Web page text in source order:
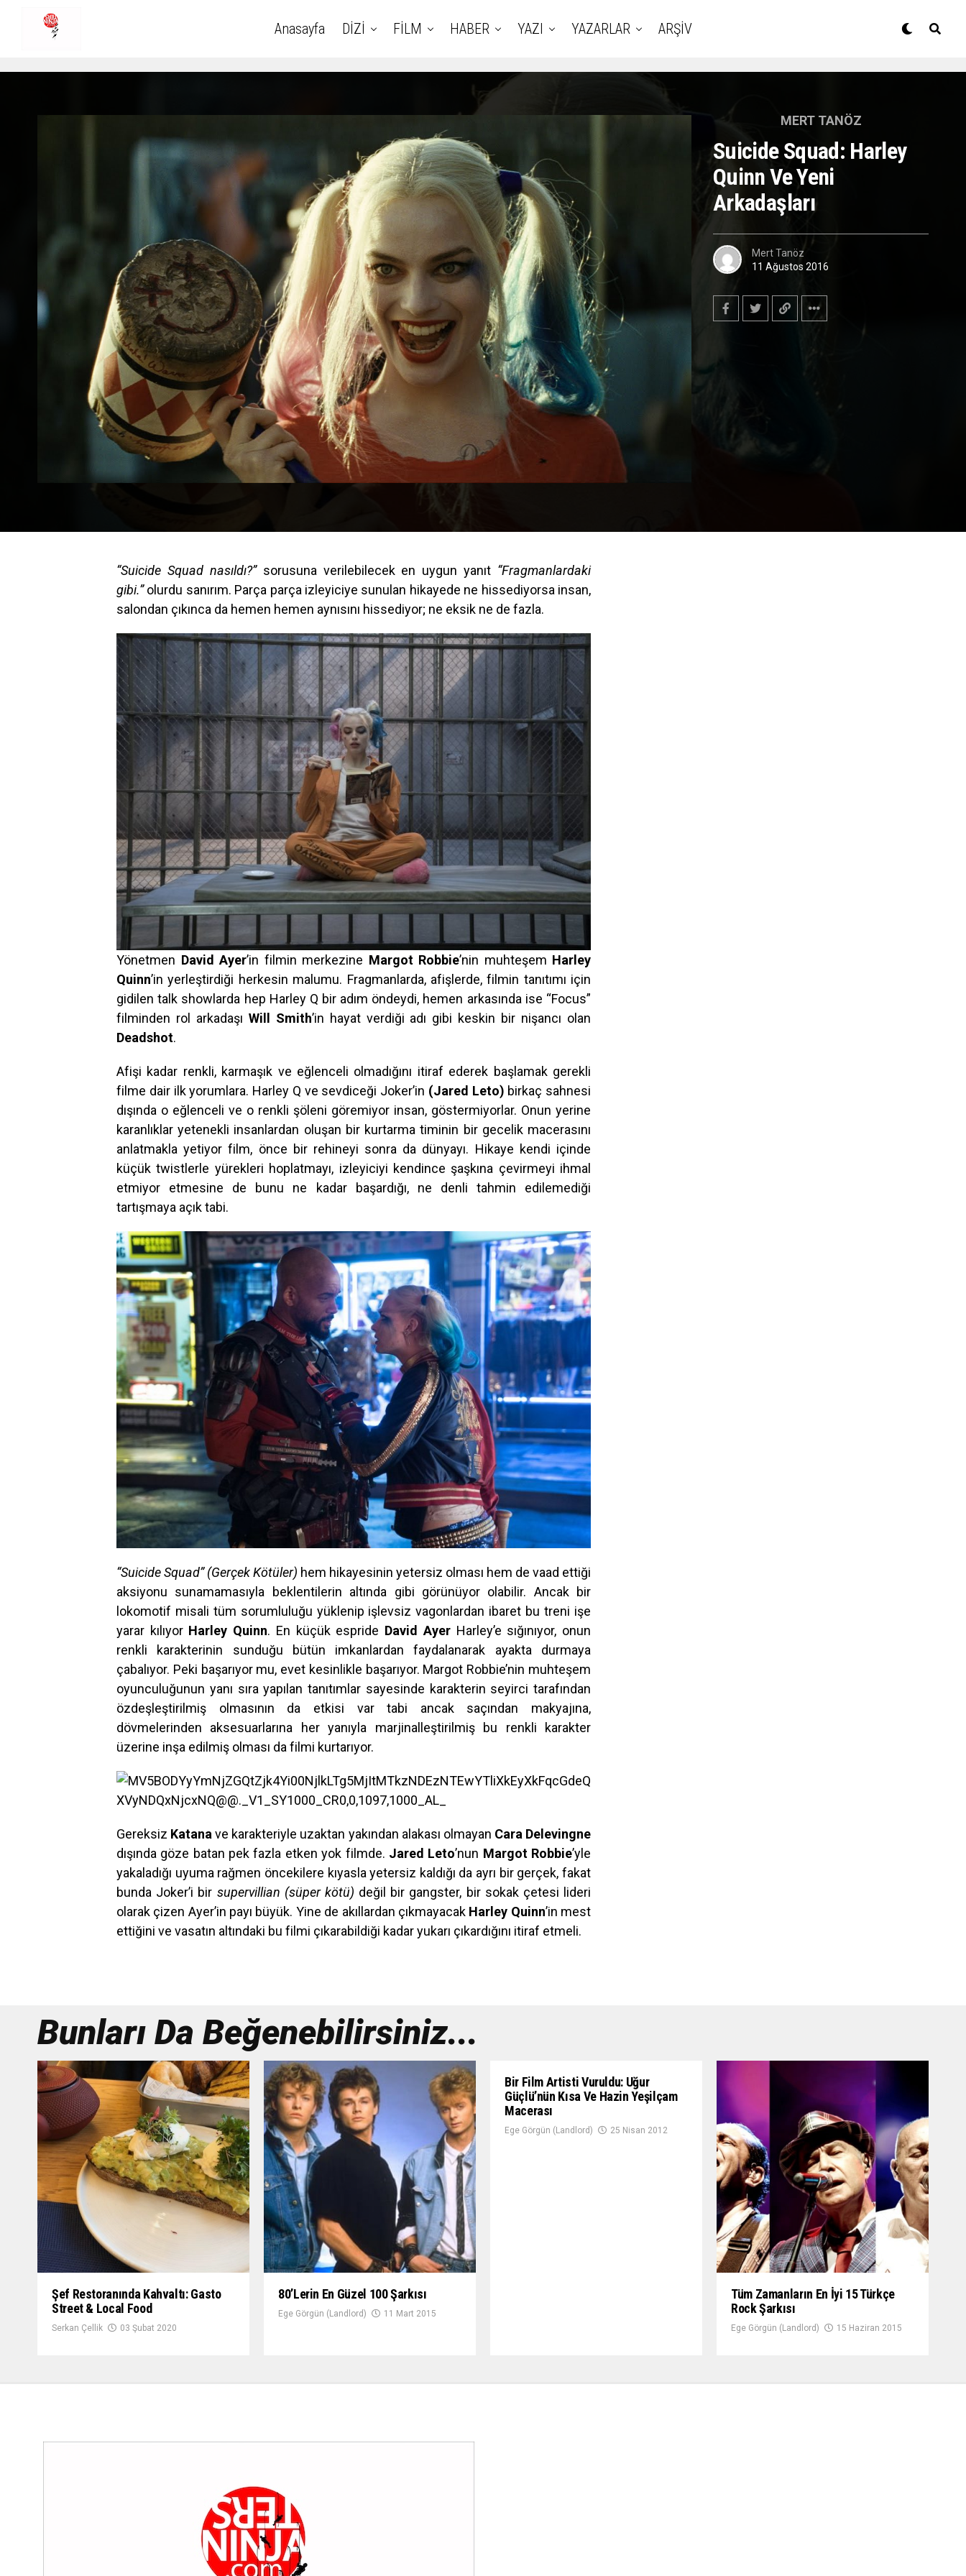
Anasayfa DİZİ FİLM HABER YAZI YAZARLAR ARŞİV
MERT TANÖZ
Suicide Squad: Harley
Quinn Ve Yeni
Arkadaşları
Mert Tanöz
11 Ağustos 2016
“Suicide Squad nasıldı?” sorusuna verilebilecek en uygun yanıt “Fragmanlardaki
gibi.”olurdu sanırım. Parça parça izleyiciye sunulan hikayede ne hissediyorsa insan,
salondan çıkınca da hemen hemen aynısını hissediyor; ne eksik ne de fazla.
Yönetmen David Ayer’in filmin merkezine Margot Robbie’nin muhteşem Harley
Quinn’in yerleştirdiği herkesin malumu. Fragmanlarda, afişlerde, filmin tanıtımı için
gidilen talk showlarda hep Harley Q bir adım öndeydi, hemen arkasında ise “Focus”
filminden rol arkadaşı Will Smith’in hayat verdiği adı gibi keskin bir nişancı olan
Deadshot.
Afişi kadar renkli, karmaşık ve eğlenceli olmadığını itiraf ederek başlamak gerekli
filme dair ilk yorumlara. Harley Q ve sevdiceği Joker’in (Jared Leto) birkaç sahnesi
dışında o eğlenceli ve o renkli şöleni göremiyor insan, göstermiyorlar. Onun yerine
karanlıklar yetenekli insanlardan oluşan bir kurtarma timinin bir gecelik macerasını
anlatmakla yetiyor film, önce bir rehineyi sonra da dünyayı. Hikaye kendi içinde
küçük twistlerle yürekleri hoplatmayı, izleyiciyi kendince şaşkına çevirmeyi ihmal
etmiyor etmesine de bunu ne kadar başardığı, ne denli tahmin edilemediği
tartışmaya açık tabi.
“Suicide Squad” (Gerçek Kötüler) hem hikayesinin yetersiz olması hem de vaad ettiği
aksiyonu sunamamasıyla beklentilerin altında gibi görünüyor olabilir. Ancak bir
lokomotif misali tüm sorumluluğu yüklenip işlevsiz vagonlardan ibaret bu treni işe
yarar kılıyor Harley Quinn. En küçük espride David Ayer Harley’e sığınıyor, onun
renkli karakterinin sunduğu bütün imkanlardan faydalanarak ayakta durmaya
çabalıyor. Peki başarıyor mu, evet kesinlikle başarıyor. Margot Robbie’nin muhteşem
oyunculuğunun yanı sıra yapılan tanıtımlar sayesinde karakterin seyirci tarafından
özdeşleştirilmiş olmasının da etkisi var tabi ancak saçından makyajına,
dövmelerinden aksesuarlarına her yanıyla marjinalleştirilmiş bu renkli karakter
üzerine inşa edilmiş olması da filmi kurtarıyor.
Gereksiz Katanave karakteriyle uzaktan yakından alakası olmayan Cara Delevingne
dışında göze batan pek fazla etken yok filmde. Jared Leto’nun Margot Robbie’yle
yakaladığı uyuma rağmen öncekilere kıyasla yetersiz kaldığı da ayrı bir gerçek, fakat
bunda Joker’i bir supervillian (süper kötü) değil bir gangster, bir sokak çetesi lideri
olarak çizen Ayer’in payı büyük. Yine de akıllardan çıkmayacak Harley Quinn’in mest
ettiğini ve vasatın altındaki bu filmi çıkarabildiği kadar yukarı çıkardığını itiraf etmeli.
Bunları Da Beğenebilirsiniz...
Şef Restoranında Kahvaltı: Gasto
Street & Local Food
Serkan Çellik 03 Şubat 2020
80’lerin En Güzel 100 Şarkısı
Ege Görgün (Landlord) 11 Mart 2015
Bir Film Artisti Vuruldu: Uğur
Güçlü’nün Kısa Ve Hazin Yeşilçam
Macerası
Ege Görgün (Landlord) 25 Nisan 2012
Tüm Zamanların En İyi 15 Türkçe
Rock Şarkısı
Ege Görgün (Landlord) 15 Haziran 2015